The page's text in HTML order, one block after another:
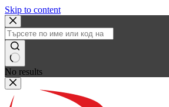
Skip to content
No results